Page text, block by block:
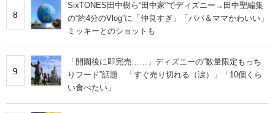
8
SixTONES田中樹ら“田中家”でディズニー→田中聖編集
の“約4分のVlog”に「仲良すぎ」「パパ＆ママかわいい」
ミッキーとのショットも
9
「開園後に即完売……」ディズニーの“数量限定もっち
りフード”話題 「すぐ売り切れる（涙）」「10個くら
い食べたい」